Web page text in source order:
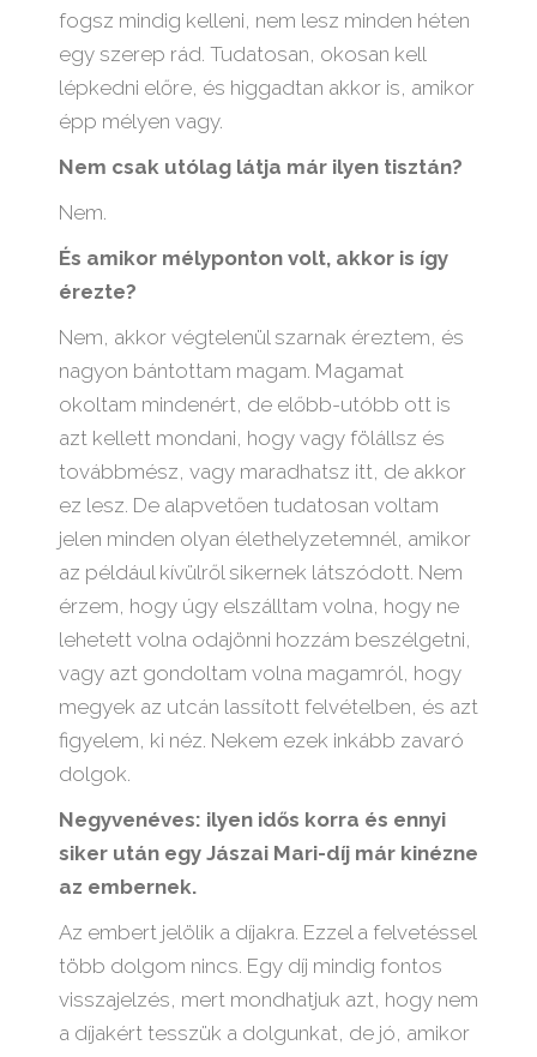
fogsz mindig kelleni, nem lesz minden héten
egy szerep rád. Tudatosan, okosan kell
lépkedni előre, és higgadtan akkor is, amikor
épp mélyen vagy.
Nem csak utólag látja már ilyen tisztán?
Nem.
És amikor mélyponton volt, akkor is így
érezte?
Nem, akkor végtelenül szarnak éreztem, és
nagyon bántottam magam. Magamat
okoltam mindenért, de előbb-utóbb ott is
azt kellett mondani, hogy vagy fölállsz és
továbbmész, vagy maradhatsz itt, de akkor
ez lesz. De alapvetően tudatosan voltam
jelen minden olyan élethelyzetemnél, amikor
az például kívülről sikernek látszódott. Nem
érzem, hogy úgy elszálltam volna, hogy ne
lehetett volna odajönni hozzám beszélgetni,
vagy azt gondoltam volna magamról, hogy
megyek az utcán lassított felvételben, és azt
figyelem, ki néz. Nekem ezek inkább zavaró
dolgok.
Negyvenéves: ilyen idős korra és ennyi
siker után egy Jászai Mari-díj már kinézne
az embernek.
Az embert jelölik a díjakra. Ezzel a felvetéssel
több dolgom nincs. Egy díj mindig fontos
visszajelzés, mert mondhatjuk azt, hogy nem
a díjakért tesszük a dolgunkat, de jó, amikor